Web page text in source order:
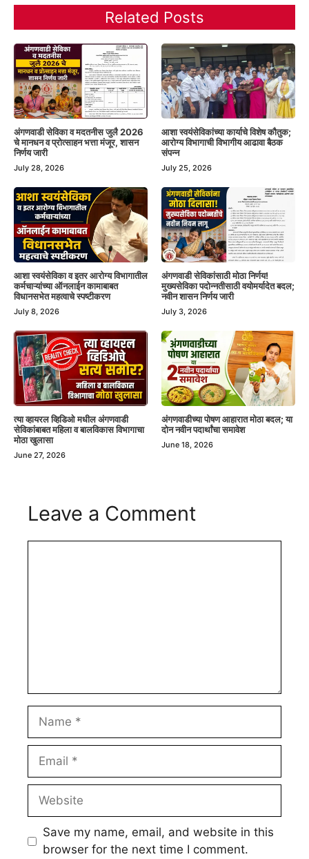
Related Posts
अंगणवाडी सेविका व मदतनीस जुलै 2026
चे मानधन व प्रोत्साहन भत्ता मंजूर, शासन
निर्णय जारी
July 28, 2026
आशा स्वयंसेविकांच्या कार्याचे विशेष कौतुक;
आरोग्य विभागाची विभागीय आढावा बैठक
संपन्न
July 25, 2026
आशा स्वयंसेविका व इतर आरोग्य विभागातील
कर्मचाऱ्यांच्या ऑनलाईन कामाबाबत
विधानसभेत महत्वाचे स्पष्टीकरण
July 8, 2026
अंगणवाडी सेविकांसाठी मोठा निर्णय!
मुख्यसेविका पदोन्नतीसाठी वयोमर्यादेत बदल;
नवीन शासन निर्णय जारी
July 3, 2026
त्या व्हायरल व्हिडिओ मधील अंगणवाडी
सेविकांबाबत महिला व बालविकास विभागाचा
मोठा खुलासा
June 27, 2026
अंगणवाडीच्या पोषण आहारात मोठा बदल; या
दोन नवीन पदार्थांचा समावेश
June 18, 2026
Leave a Comment
Name
Email
Website
Save my name, email, and website in this
browser for the next time I comment.